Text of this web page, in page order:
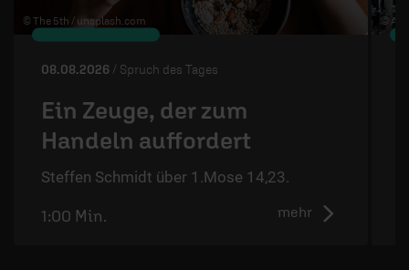
© The 5th / unsplash.com
08.08.2026 / Spruch des Tages
Ein Zeuge, der zum
Handeln auffordert
Steffen Schmidt über 1.Mose 14,23.
mehr
1:00 Min.
©